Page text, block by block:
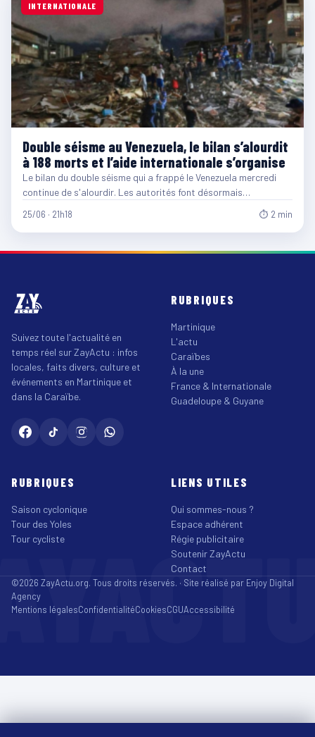
INTERNATIONALE
Double séisme au Venezuela, le bilan s’alourdit
à 188 morts et l’aide internationale s’organise
Le bilan du double séisme qui a frappé le Venezuela mercredi
continue de s'alourdir. Les autorités font désormais…
25/06 · 21h18 ⏱ 2 min
Suivez toute l'actualité en
temps réel sur ZayActu : infos
locales, faits divers, culture et
événements en Martinique et
dans la Caraïbe.
RUBRIQUES
Martinique
L'actu
Caraïbes
À la une
France & Internationale
Guadeloupe & Guyane
RUBRIQUES
Saison cyclonique
Tour des Yoles
Tour cycliste
LIENS UTILES
Qui sommes-nous ?
Espace adhérent
Régie publicitaire
Soutenir ZayActu
Contact
©2026 ZayActu.org. Tous droits réservés. · Site réalisé par Enjoy Digital
Agency
Mentions légalesConfidentialitéCookiesCGUAccessibilité